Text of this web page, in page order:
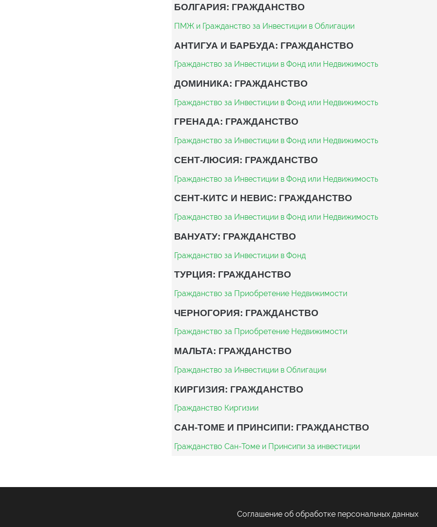
БОЛГАРИЯ: ГРАЖДАНСТВО
ПМЖ и Гражданство за Инвестиции в Облигации
АНТИГУА И БАРБУДА: ГРАЖДАНСТВО
Гражданство за Инвестиции в Фонд или Недвижимость
ДОМИНИКА: ГРАЖДАНСТВО
Гражданство за Инвестиции в Фонд или Недвижимость
ГРЕНАДА: ГРАЖДАНСТВО
Гражданство за Инвестиции в Фонд или Недвижимость
СЕНТ-ЛЮСИЯ: ГРАЖДАНСТВО
Гражданство за Инвестиции в Фонд или Недвижимость
СЕНТ-КИТС И НЕВИС: ГРАЖДАНСТВО
Гражданство за Инвестиции в Фонд или Недвижимость
ВАНУАТУ: ГРАЖДАНСТВО
Гражданство за Инвестиции в Фонд
ТУРЦИЯ: ГРАЖДАНСТВО
Гражданство за Приобретение Недвижимости
ЧЕРНОГОРИЯ: ГРАЖДАНСТВО
Гражданство за Приобретение Недвижимости
МАЛЬТА: ГРАЖДАНСТВО
Гражданство за Инвестиции в Облигации
КИРГИЗИЯ: ГРАЖДАНСТВО
Гражданство Киргизии
САН-ТОМЕ И ПРИНСИПИ: ГРАЖДАНСТВО
Гражданство Сан-Томе и Принсипи за инвестиции
Соглашение об обработке персональных данных